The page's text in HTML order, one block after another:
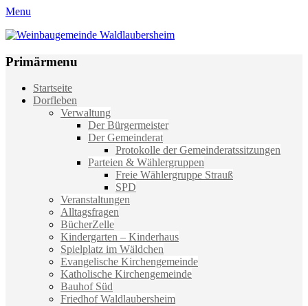
Menu
Weinbaugemeinde Waldlaubersheim
Primärmenu
Weiter
zum
Startseite
Dorfleben
Verwaltung
Der Bürgermeister
Der Gemeinderat
Protokolle der Gemeinderatssitzungen
Parteien & Wählergruppen
Freie Wählergruppe Strauß
SPD
Veranstaltungen
Alltagsfragen
BücherZelle
Kindergarten – Kinderhaus
Spielplatz im Wäldchen
Evangelische Kirchengemeinde
Katholische Kirchengemeinde
Bauhof Süd
Friedhof Waldlaubersheim